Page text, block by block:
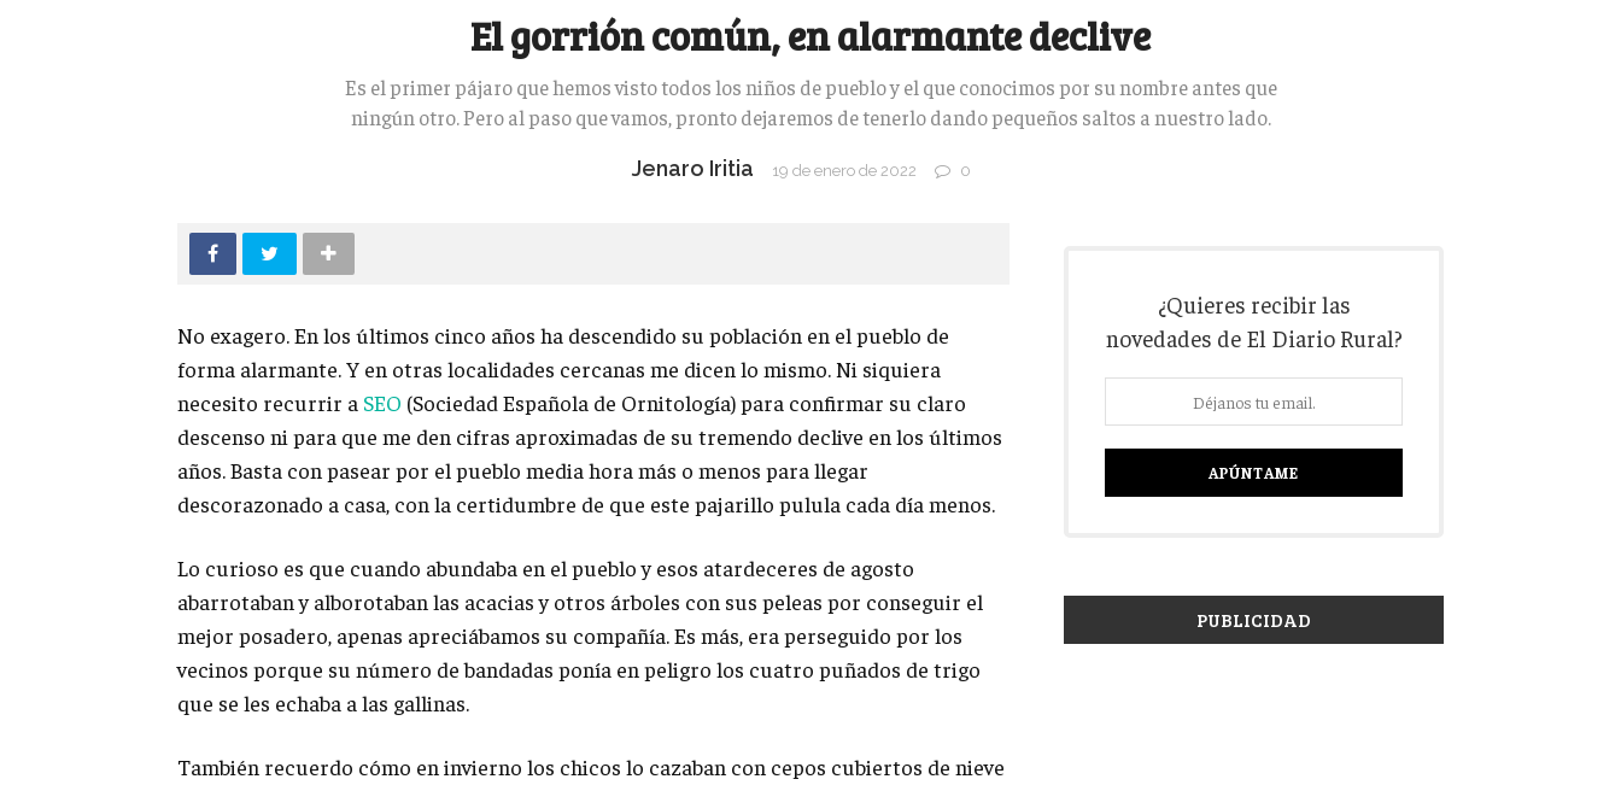
El gorrión común, en alarmante declive
Es el primer pájaro que hemos visto todos los niños de pueblo y el que conocimos por su nombre antes que
ningún otro. Pero al paso que vamos, pronto dejaremos de tenerlo dando pequeños saltos a nuestro lado.
Jenaro Iritia 19 de enero de 2022 0
No exagero. En los últimos cinco años ha descendido su población en el pueblo de
forma alarmante. Y en otras localidades cercanas me dicen lo mismo. Ni siquiera
necesito recurrir a SEO (Sociedad Española de Ornitología) para confirmar su claro
descenso ni para que me den cifras aproximadas de su tremendo declive en los últimos
años. Basta con pasear por el pueblo media hora más o menos para llegar
descorazonado a casa, con la certidumbre de que este pajarillo pulula cada día menos.
Lo curioso es que cuando abundaba en el pueblo y esos atardeceres de agosto
abarrotaban y alborotaban las acacias y otros árboles con sus peleas por conseguir el
mejor posadero, apenas apreciábamos su compañía. Es más, era perseguido por los
vecinos porque su número de bandadas ponía en peligro los cuatro puñados de trigo
que se les echaba a las gallinas.
También recuerdo cómo en invierno los chicos lo cazaban con cepos cubiertos de nieve
¿Quieres recibir las
novedades de El Diario Rural?
PUBLICIDAD